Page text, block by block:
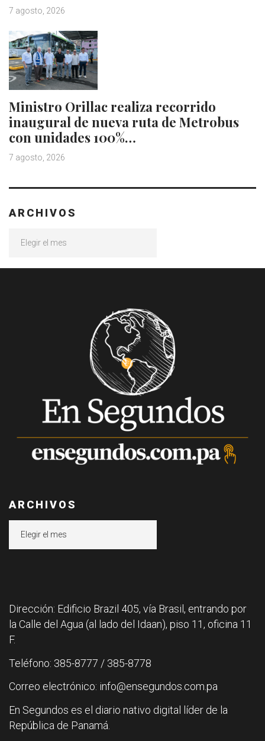
7 agosto, 2026
Ministro Orillac realiza recorrido
inaugural de nueva ruta de Metrobus
con unidades 100%…
7 agosto, 2026
ARCHIVOS
ARCHIVOS
Dirección: Edificio Brazil 405, vía Brasil, entrando por
la Calle del Agua (al lado del Idaan), piso 11, oficina 11
F.
Teléfono: 385-8777 / 385-8778
Correo electrónico: info@ensegundos.com.pa
En Segundos es el diario nativo digital líder de la
República de Panamá.